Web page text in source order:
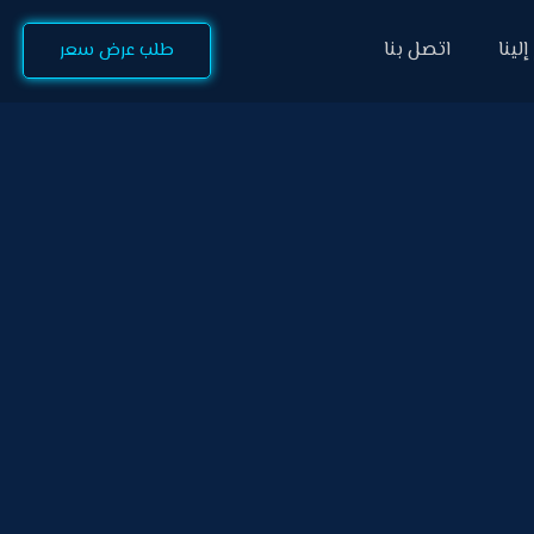
اتصل بنا طلب عرض سعر